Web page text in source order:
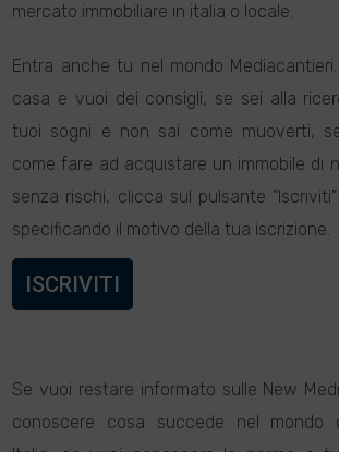
mercato immobiliare in italia o locale.
Entra anche tu nel mondo
casa e vuoi dei consigli, se sei alla
tuoi sogni e non sai come muoverti,
come fare ad acquistare un immobile di
senza rischi, clicca sul pulsante
specificando il motivo della tua iscrizione.
ISCRIVITI
Se vuoi restare informato sulle New
conoscere cosa succede nel mondo